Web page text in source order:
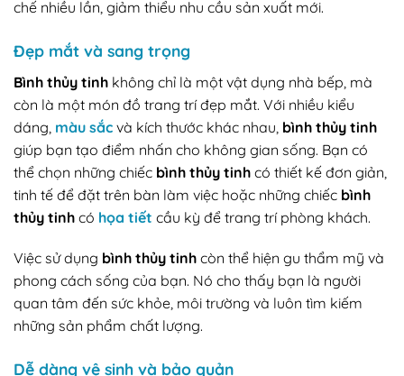
chế nhiều lần, giảm thiểu nhu cầu sản xuất mới.
Đẹp mắt và sang trọng
Bình thủy tinh không chỉ là một vật dụng nhà bếp, mà
còn là một món đồ trang trí đẹp mắt. Với nhiều kiểu
dáng, màu sắc và kích thước khác nhau, bình thủy tinh
giúp bạn tạo điểm nhấn cho không gian sống. Bạn có
thể chọn những chiếc bình thủy tinh có thiết kế đơn giản,
tinh tế để đặt trên bàn làm việc hoặc những chiếc bình
thủy tinh có họa tiết cầu kỳ để trang trí phòng khách.
Việc sử dụng bình thủy tinh còn thể hiện gu thẩm mỹ và
phong cách sống của bạn. Nó cho thấy bạn là người
quan tâm đến sức khỏe, môi trường và luôn tìm kiếm
những sản phẩm chất lượng.
Dễ dàng vệ sinh và bảo quản